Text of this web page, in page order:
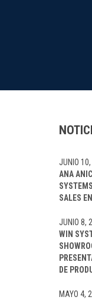
ANA
SALES
JUNIO
WIN
DE
JUNIO 8,
MAYO 4,